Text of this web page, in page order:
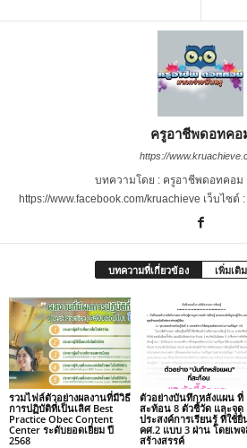
ครูอาชีพดอทคอ
https://
บทความโดย : ครูอาชีพดอทคอม
https://www.facebook.com/kruachieve เว็บไซต์
บทความที่เกี่ยวข้อง เพิ่มเติ
รวมไฟล์ตัวอย่างผลงานที่มีวิธี
การปฏิบัติที่เป็นเลิศ Best
Practice Obec Content
Center ระดับยอดเยี่ยม ปี
2568
ตัวอย่างบันทึกหลังแผน ที่
สะท้อน 8 ตัวชี้วัด และจุด
ประสงค์การเรียนรู้ ที่ใช้ยื่
คศ.2 แบบ 3 ผ่าน โดยเพ
สร้างสรรค์